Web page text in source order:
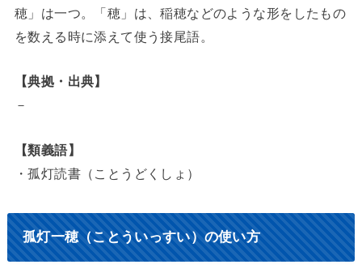
穂」は一つ。「穂」は、稲穂などのような形をしたもの
を数える時に添えて使う接尾語。
【典拠・出典】
－
【類義語】
・孤灯読書（ことうどくしょ）
孤灯一穂（ことういっすい）の使い方